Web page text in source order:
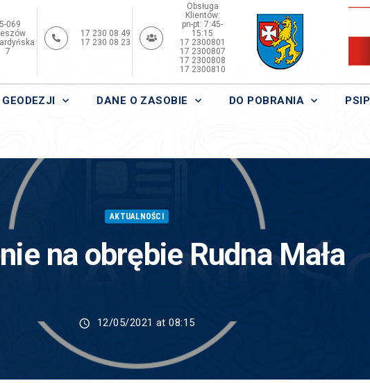
069
7
17 230 08 49
17 230 08 23
Obsługa
Klientów:
pn-pt: 7:45-
15:15
17 2300801
17 2300807
17 2300808
17 2300810
DANE O ZASOBIE DO POBRANIA PSIP
AKTUALNOŚCI
na obrębie Rudna Mała
12/05/2021 at 08:15